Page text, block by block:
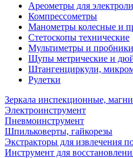
Ареометры для
Компрессометры
Манометры колесные и
Стетоскопы технические
Мультиметры и пробники
Щупы метрические и
Штангенциркули,
Рулетки
Зеркала инспекционные,
Электроинструмент
Пневмоинструмент
Шпильковерты, гайкорезы
Экстракторы для извлечения
Инструмент для